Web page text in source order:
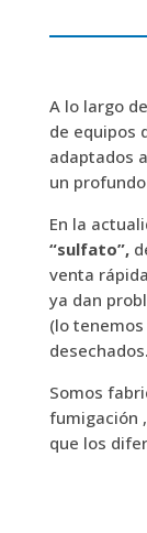
A lo largo
de equipos
adaptados
un
En la
“sulfato”,
venta
ya dan
(lo
desechados.
Somos
fumigación
que los